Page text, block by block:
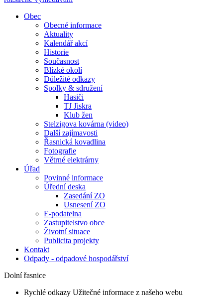
Obec
Obecné informace
Aktuality
Kalendář akcí
Historie
Současnost
Blízké okolí
Důležité odkazy
Spolky & sdružení
Hasiči
TJ Jiskra
Klub žen
Stelzigova kovárna (video)
Další zajímavosti
Řasnická kovadlina
Fotografie
Větrné elektrárny
Úřad
Povinné informace
Úřední deska
Zasedání ZO
Usnesení ZO
E-podatelna
Zastupitelstvo obce
Životní situace
Publicita projekty
Kontakt
Odpady - odpadové hospodářství
Dolní řasnice
Rychlé odkazy Užitečné informace z našeho webu